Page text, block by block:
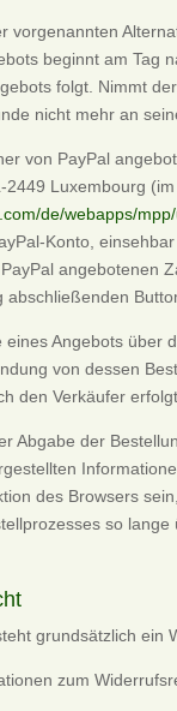
vorgenannten
beginnt am Tag
folgt. Nimmt
nicht mehr an
von PayPal
2449 Luxembourg
de/webapps/
Konto,
angebotenen
abschließenden
eines Angebots über
von dessen
den Verkäufer
Abgabe der
des Browsers
so
grundsätzlich ein
zum